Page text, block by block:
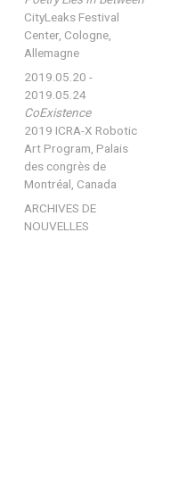
CityLeaks Festival
Center, Cologne,
Allemagne
2019.05.20 -
2019.05.24
CoExistence
2019 ICRA-X Robotic
Art Program, Palais
des congrès de
Montréal, Canada
ARCHIVES DE
NOUVELLES